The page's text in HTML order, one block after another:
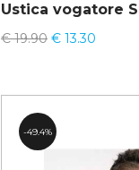
Ustica vogatore
€19.90 €13.30
49.4%